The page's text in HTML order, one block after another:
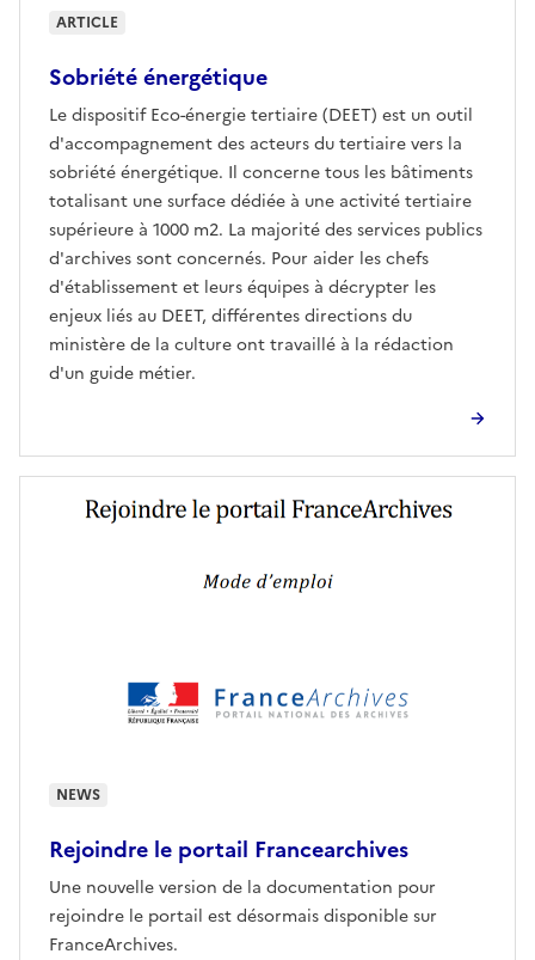
Sobriété énergétique
Le dispositif Eco-énergie tertiaire (DEET) est un outil
d'accompagnement des acteurs du tertiaire vers la
sobriété énergétique. Il concerne tous les bâtiments
totalisant une surface dédiée à une activité tertiaire
supérieure à 1000 m2. La majorité des services publics
d'archives sont concernés. Pour aider les chefs
d'établissement et leurs équipes à décrypter les
enjeux liés au DEET, différentes directions du
ministère de la culture ont travaillé à la rédaction
d'un guide métier.
ARTICLE
Rejoindre le portail Francearchives
Une nouvelle version de la documentation pour
rejoindre le portail est désormais disponible sur
FranceArchives.
NEWS